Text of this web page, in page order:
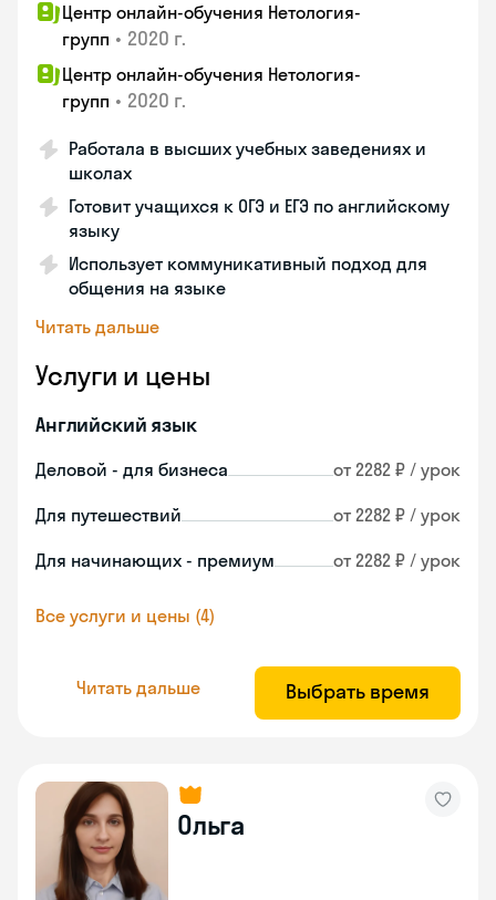
Центр онлайн-обучения Нетология-
групп • 2020 г.
Центр онлайн-обучения Нетология-
групп • 2020 г.
Работала в высших учебных заведениях и
школах
Готовит учащихся к ОГЭ и ЕГЭ по английскому
языку
Использует коммуникативный подход для
общения на языке
Читать дальше
Услуги и цены
Английский язык
Деловой - для бизнеса от 2282 ₽ / урок
Для путешествий от 2282 ₽ / урок
Для начинающих - премиум от 2282 ₽ / урок
Все услуги и цены (4)
Читать дальше Выбрать время
Ольга